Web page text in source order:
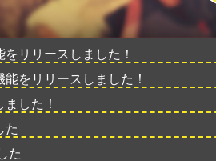
リリースしました！
をリリースしました！
した！
た
た